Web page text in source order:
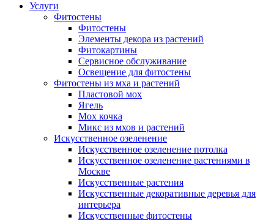
Услуги
Фитостены
Фитостены
Элементы декора из растений
Фитокартины
Сервисное обслуживание
Освещение для фитостены
Фитостены из мха и растений
Пластовой мох
Ягель
Мох кочка
Микс из мхов и растений
Искусственное озеленение
Искусственное озеленение потолка
Искусственное озеленение растениями в
Москве
Искусственные растения
Искусственные декоративные деревья для
интерьера
Искусственные фитостены